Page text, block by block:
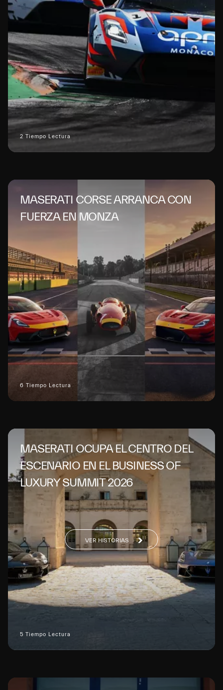
2 Tiempo Lectura
MASERATI CORSE ARRANCA CON
FUERZA EN MONZA
6 Tiempo Lectura
MASERATI OCUPA EL CENTRO DEL
ESCENARIO EN EL BUSINESS OF
LUXURY SUMMIT 2026
5 Tiempo Lectura
VER HISTORIAS